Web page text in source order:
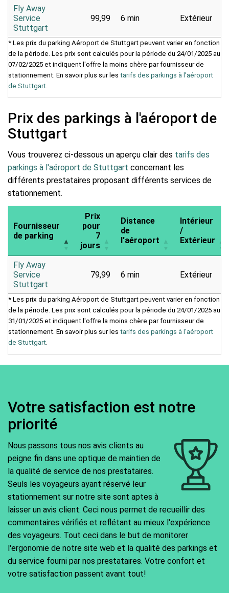
Fly Away
Service
Stuttgart
99,99 6 min Extérieur
* Les prix du parking Aéroport de Stuttgart peuvent varier en fonction
de la période. Les prix sont calculés pour la période du 24/01/2025 au
07/02/2025 et indiquent l'offre la moins chère par fournisseur de
stationnement. En savoir plus sur les tarifs des parkings à l'aéroport
de Stuttgart
Prix des parkings à l'aéroport de
Stuttgart
Vous trouverez ci-dessous un aperçu clair des tarifs des
parkings à l'aéroport de Stuttgart concernant les
différents prestataires proposant différents services de
stationnement.
Fournisseur
de parking
Prix
pour
7
jours
Distance
de
l'aéroport
Intérieur
/
Extérieur
Fly Away
Service
Stuttgart
79,99 6 min Extérieur
* Les prix du parking Aéroport de Stuttgart peuvent varier en fonction
de la période. Les prix sont calculés pour la période du 24/01/2025 au
31/01/2025 et indiquent l'offre la moins chère par fournisseur de
stationnement. En savoir plus sur les tarifs des parkings à l'aéroport
de Stuttgart.
Votre satisfaction est notre
priorité
Nous passons tous nos avis clients au
peigne fin dans une optique de maintien de
la qualité de service de nos prestataires.
Seuls les voyageurs ayant réservé leur
stationnement sur notre site sont aptes à
laisser un avis client. Ceci nous permet de recueillir des
commentaires vérifiés et reflétant au mieux l'expérience
des voyageurs. Tout ceci dans le but de monitorer
l'ergonomie de notre site web et la qualité des parkings et
du service fourni par nos prestataires. Votre confort et
votre satisfaction passent avant tout!